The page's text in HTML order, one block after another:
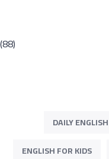
DAILY
ENGLISH FOR KIDS